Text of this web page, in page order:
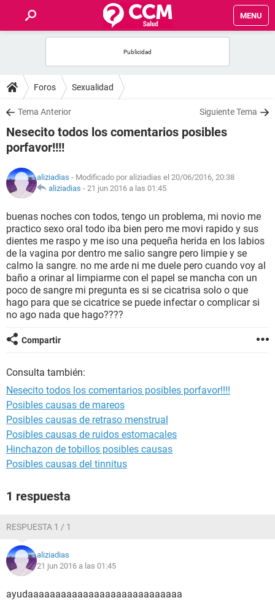
MENU
FOROS
SALUD
FAMILIA
NUTRICIÓN
SEXUALIDAD
GLOSARIO
Foros Sexualidad
Tema Anterior Siguiente Tema
Nesecito todos los comentarios posibles
porfavor!!!!
aliziadias - Modificado por aliziadias el 20/06/2016, 20:38
aliziadias - 21 jun 2016 a las 01:45
buenas noches con todos, tengo un problema, mi novio me
practico sexo oral todo iba bien pero me movi rapido y sus
dientes me raspo y me iso una pequeña herida en los labios
de la vagina por dentro me salio sangre pero limpie y se
calmo la sangre. no me arde ni me duele pero cuando voy al
baño a orinar al limpiarme con el papel se mancha con un
poco de sangre mi pregunta es si se cicatrisa solo o que
hago para que se cicatrice se puede infectar o complicar si
no ago nada que hago????
Compartir
Consulta también:
Nesecito todos los comentarios posibles porfavor!!!!
Posibles causas de mareos
Posibles causas de retraso menstrual
Posibles causas de ruidos estomacales
Hinchazon de tobillos posibles causas
Posibles causas del tinnitus
1 respuesta
RESPUESTA 1 / 1
aliziadias
21 jun 2016 a las 01:45
ayudaaaaaaaaaaaaaaaaaaaaaaaaaaaa